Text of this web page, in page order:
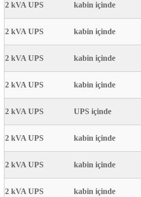
2 kVA UPS kabin içinde
2 kVA UPS kabin içinde
2 kVA UPS kabin içinde
2 kVA UPS kabin içinde
2 kVA UPS UPS içinde
2 kVA UPS kabin içinde
2 kVA UPS kabin içinde
2 kVA UPS kabin içinde